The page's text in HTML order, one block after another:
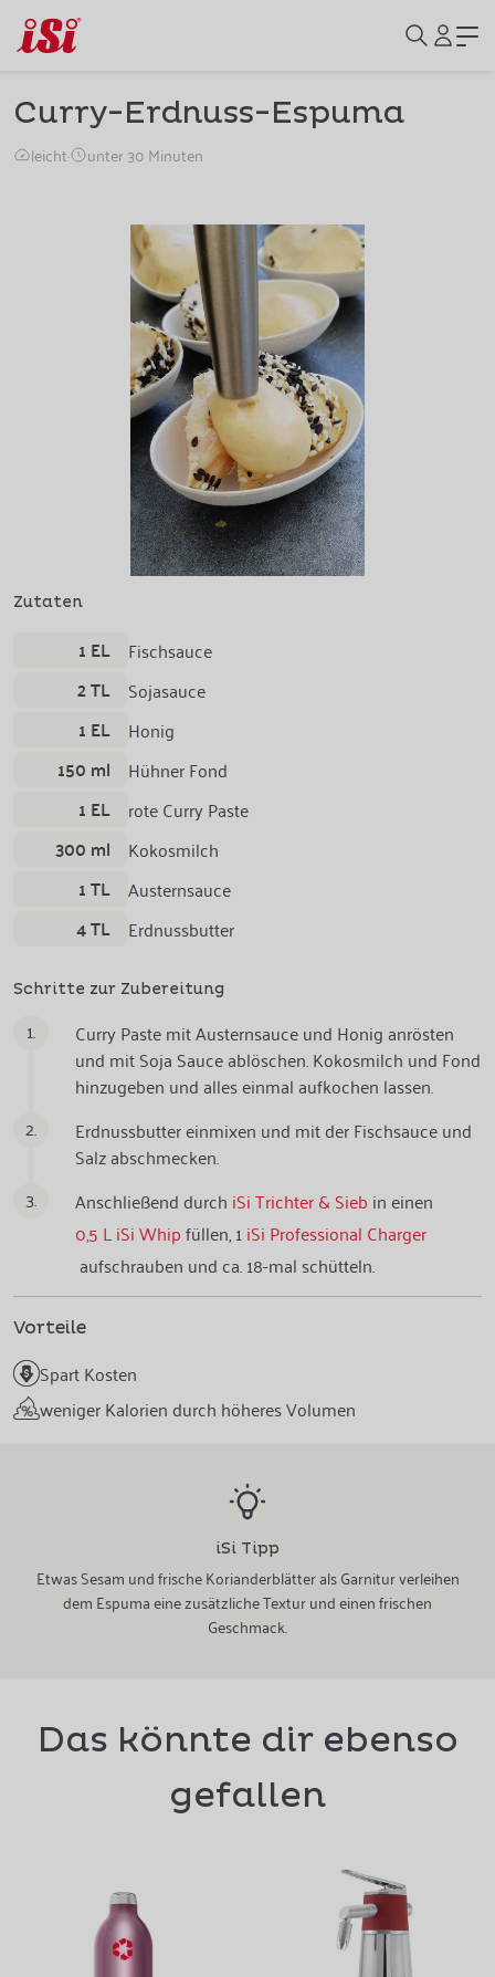
Curry-Erdnuss-Espuma
leicht· unter 30 Minuten
Zutaten
1 EL Fischsauce
2 TL Sojasauce
1 EL Honig
150 ml Hühner Fond
1 EL rote Curry Paste
300 ml Kokosmilch
1 TL Austernsauce
4 TL Erdnussbutter
Schritte zur Zubereitung
1.
Curry Paste mit Austernsauce und Honig anrösten
und mit Soja Sauce ablöschen. Kokosmilch und Fond
hinzugeben und alles einmal aufkochen lassen.
2.
Erdnussbutter einmixen und mit der Fischsauce und
Salz abschmecken.
3.
Anschließend durch iSi Trichter & Sieb in einen
0,5 L iSi Whipfüllen, 1iSi Professional Charger
aufschrauben und ca. 18-mal schütteln.
Vorteile
Spart Kosten
weniger Kalorien durch höheres Volumen
iSi Tipp
Etwas Sesam und frische Korianderblätter als Garnitur verleihen
dem Espuma eine zusätzliche Textur und einen frischen
Geschmack.
Das könnte dir ebenso
gefallen